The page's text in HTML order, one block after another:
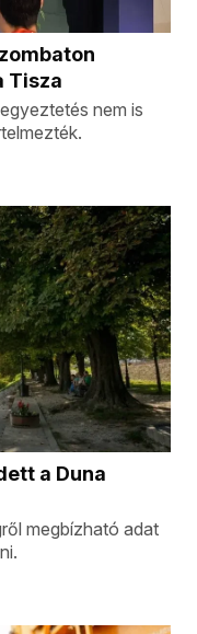
Tisza
nem is
a Duna
megbízható adat